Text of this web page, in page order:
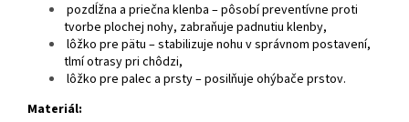
pozdĺžna a priečna klenba – pôsobí preventívne proti
tvorbe plochej nohy, zabraňuje padnutiu klenby,
lôžko pre pätu – stabilizuje nohu v správnom postavení,
tlmí otrasy pri chôdzi,
lôžko pre palec a prsty – posilňuje ohýbače prstov.
Materiál: